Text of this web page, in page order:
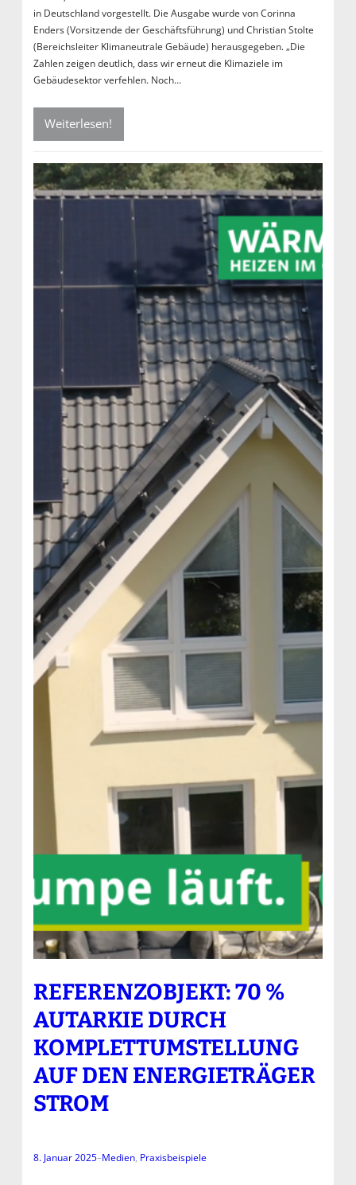
in Deutschland vorgestellt. Die Ausgabe wurde von Corinna
Enders (Vorsitzende der Geschäftsführung) und Christian Stolte
(Bereichsleiter Klimaneutrale Gebäude) herausgegeben. „Die
Zahlen zeigen deutlich, dass wir erneut die Klimaziele im
Gebäudesektor verfehlen. Noch…
Weiterlesen!
REFERENZOBJEKT: 70 %
AUTARKIE DURCH
KOMPLETTUMSTELLUNG
AUF DEN ENERGIETRÄGER
STROM
8. Januar 2025–Medien, Praxisbeispiele